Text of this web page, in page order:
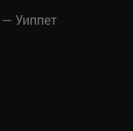
— Уиппет